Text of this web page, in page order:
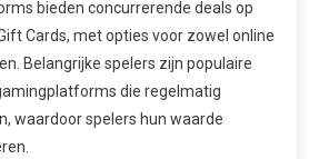
bieden concurrerende deals op
Cards, met opties voor zowel online
Belangrijke spelers zijn populaire
die regelmatig
waardoor spelers hun waarde